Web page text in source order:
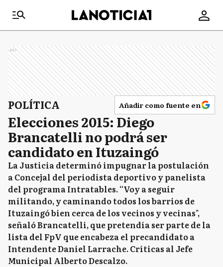
Ads
POLÍTICA Añadir como fuente en
Elecciones 2015: Diego
Brancatelli no podrá ser
candidato en Ituzaingó
La Justicia determinó impugnar la postulación
a Concejal del periodista deportivo y panelista
del programa Intratables. “Voy a seguir
militando, y caminando todos los barrios de
Ituzaingó bien cerca de los vecinos y vecinas",
señaló Brancatelli, que pretendía ser parte de la
lista del FpV que encabeza el precandidato a
Intendente Daniel Larrache. Críticas al Jefe
Municipal Alberto Descalzo.